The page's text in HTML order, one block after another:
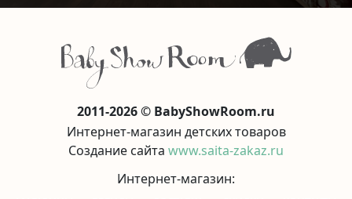
2011-2026 © BabyShowRoom.ru
Интернет-магазин детских товаров
Создание сайта www.saita-zakaz.ru
Интернет-магазин: